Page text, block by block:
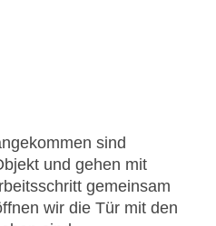
sind
und gehen mit
gemeinsam
wir die Tür mit den